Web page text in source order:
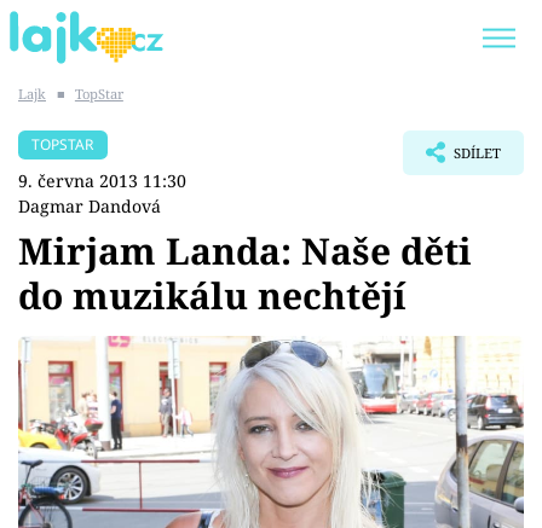
SHOPAHOLICADEL
Témata
Showbyznys
Youtubeři
Virály
Lajk ■ TopStar
TOPSTAR
9. června 2013 11:30
Dagmar Dandová
SDÍLET
Mirjam Landa: Naše děti
do muzikálu nechtějí